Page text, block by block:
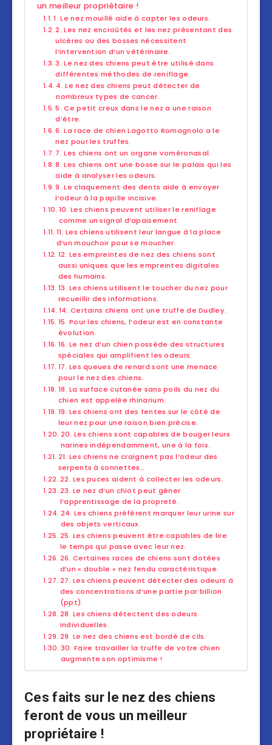
un meilleur propriétaire !
1. Le nez mouillé aide à capter les odeurs.
2. Les nez encroûtés et les nez présentant des
ulcères ou des bosses nécessitent
l’intervention d’un vétérinaire.
3. Le nez des chiens peut être utilisé dans
différentes méthodes de reniflage.
4. Le nez des chiens peut détecter de
nombreux types de cancer.
5. Ce petit creux dans le nez a une raison
d’être.
6. La race de chien Lagotto Romagnolo a le
nez pour les truffes.
7. Les chiens ont un organe voméronasal.
8. Les chiens ont une bosse sur le palais qui les
aide à analyser les odeurs.
9. Le claquement des dents aide à envoyer
l’odeur à la papille incisive.
10. Les chiens peuvent utiliser le reniflage
comme un signal d’apaisement.
11. Les chiens utilisent leur langue à la place
d’un mouchoir pour se moucher.
12. Les empreintes de nez des chiens sont
aussi uniques que les empreintes digitales
des humains.
13. Les chiens utilisent le toucher du nez pour
recueillir des informations.
14. Certains chiens ont une truffe de Dudley.
15. Pour les chiens, l’odeur est en constante
évolution.
16. Le nez d’un chien possède des structures
spéciales qui amplifient les odeurs.
17. Les queues de renard sont une menace
pour le nez des chiens.
18. La surface cutanée sans poils du nez du
chien est appelée rhinarium.
19. Les chiens ont des fentes sur le côté de
leur nez pour une raison bien précise.
20. Les chiens sont capables de bouger leurs
narines indépendamment, une à la fois.
21. Les chiens ne craignent pas l’odeur des
serpents à sonnettes…
22. Les puces aident à collecter les odeurs.
23. Le nez d’un chiot peut gêner
l’apprentissage de la propreté.
24. Les chiens préfèrent marquer leur urine sur
des objets verticaux.
25. Les chiens peuvent être capables de lire
le temps qui passe avec leur nez.
26. Certaines races de chiens sont dotées
d’un « double » nez fendu caractéristique.
27. Les chiens peuvent détecter des odeurs à
des concentrations d’une partie par billion
(ppt).
28. Les chiens détectent des odeurs
individuelles.
29. Le nez des chiens est bordé de cils.
30. Faire travailler la truffe de votre chien
augmente son optimisme !
Ces faits sur le nez des chiens
feront de vous un meilleur
propriétaire !